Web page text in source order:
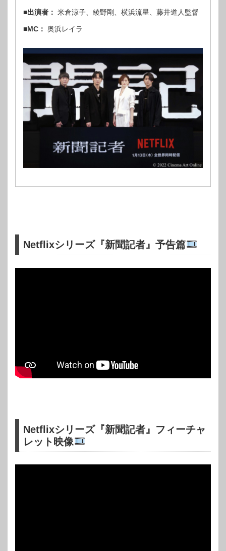
■出演者： 米倉涼子、綾野剛、横浜流星、藤井道人監督
■MC： 奥浜レイラ
Netflixシリーズ『新聞記者』予告篇
Netflixシリーズ『新聞記者』フィーチャ
レット映像